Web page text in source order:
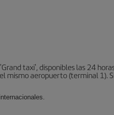
taxi', disponibles las 24
mismo aeropuerto (terminal 1).